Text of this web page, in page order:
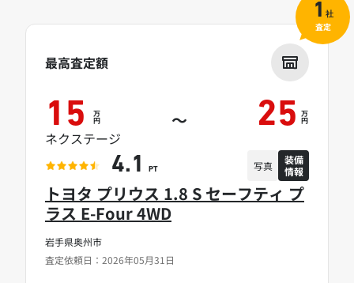
岩手県奥州市
査定依頼日：2026年05月31日
トヨタ プリウス 1.8 S セーフティ プ
ラス E-Four 4WD
最高査定額
15 万
円 ～ 25 万
円
ネクステージ
4.1 PT 写真
装備
情報
1 社
査定